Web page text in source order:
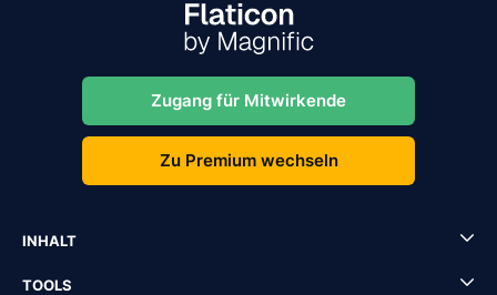
Zugang für Mitwirkende
Zu Premium wechseln
INHALT
TOOLS